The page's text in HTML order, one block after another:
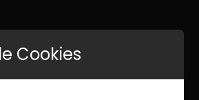
Cookies